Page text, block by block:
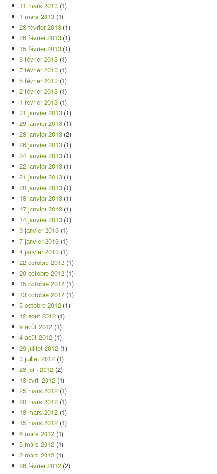
11 mars 2013 (1)
1 mars 2013 (1)
28 février 2013 (1)
26 février 2013 (1)
15 février 2013 (1)
9 février 2013 (1)
7 février 2013 (1)
5 février 2013 (1)
2 février 2013 (1)
1 février 2013 (1)
31 janvier 2013 (1)
29 janvier 2013 (1)
28 janvier 2013 (2)
26 janvier 2013 (1)
24 janvier 2013 (1)
22 janvier 2013 (1)
21 janvier 2013 (1)
20 janvier 2013 (1)
18 janvier 2013 (1)
17 janvier 2013 (1)
14 janvier 2013 (1)
9 janvier 2013 (1)
7 janvier 2013 (1)
4 janvier 2013 (1)
22 octobre 2012 (1)
20 octobre 2012 (1)
15 octobre 2012 (1)
13 octobre 2012 (1)
5 octobre 2012 (1)
12 août 2012 (1)
9 août 2012 (1)
4 août 2012 (1)
29 juillet 2012 (1)
3 juillet 2012 (1)
28 juin 2012 (2)
13 avril 2012 (1)
25 mars 2012 (1)
20 mars 2012 (1)
18 mars 2012 (1)
15 mars 2012 (1)
6 mars 2012 (1)
5 mars 2012 (1)
2 mars 2012 (1)
26 février 2012 (2)